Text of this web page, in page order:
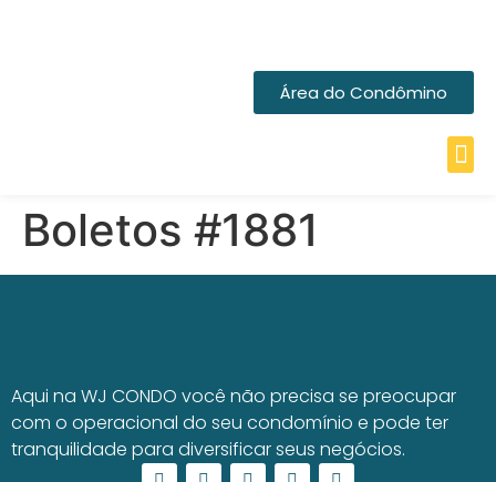
Área do Condômino
Boletos #1881
Aqui na WJ CONDO você não precisa se preocupar
com o operacional do seu condomínio e pode ter
tranquilidade para diversificar seus negócios.